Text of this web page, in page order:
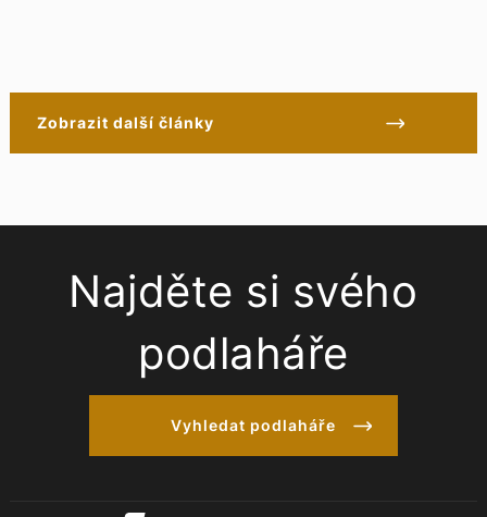
Zobrazit další články
Najděte si svého
podlaháře
Vyhledat podlaháře